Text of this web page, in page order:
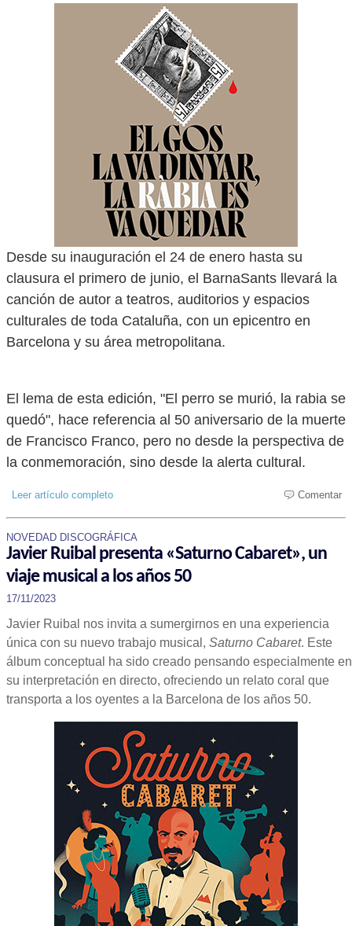
Desde su inauguración el 24 de enero hasta su
clausura el primero de junio, el BarnaSants llevará la
canción de autor a teatros, auditorios y espacios
culturales de toda Cataluña, con un epicentro en
Barcelona y su área metropolitana.
El lema de esta edición, "El perro se murió, la rabia se
quedó", hace referencia al 50 aniversario de la muerte
de Francisco Franco, pero no desde la perspectiva de
la conmemoración, sino desde la alerta cultural.
Leer artículo completo Comentar
NOVEDAD DISCOGRÁFICA
Javier Ruibal presenta «Saturno Cabaret», un
viaje musical a los años 50
17/11/2023
Javier Ruibal nos invita a sumergirnos en una experiencia
única con su nuevo trabajo musical, Saturno Cabaret. Este
álbum conceptual ha sido creado pensando especialmente en
su interpretación en directo, ofreciendo un relato coral que
transporta a los oyentes a la Barcelona de los años 50.